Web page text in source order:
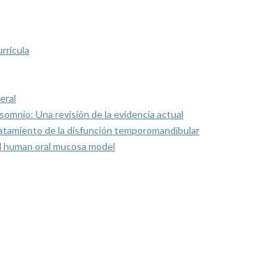
Una revisión de la evidencia actual
de la disfunción temporomandibular
oral mucosa model